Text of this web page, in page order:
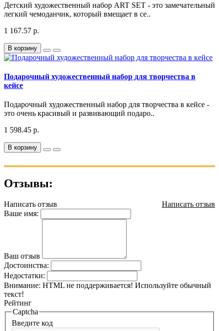
Детский художественный набор ART SET - это замечательный
легкий чемоданчик, который вмещает в се..
1 167.57 р.
В корзину
Подарочный художественный набор для творчества в
кейсе
Подарочный художественный набор для творчества в кейсе -
это очень красивый и развивающий подаро..
1 598.45 р.
В корзину
Отзывы:
Написать отзыв
Написать отзыв
Ваше имя:
Ваш отзыв
Достоинства:
Недостатки:
Внимание: HTML не поддерживается! Используйте обычный
текст!
Рейтинг
Captcha
Введите код